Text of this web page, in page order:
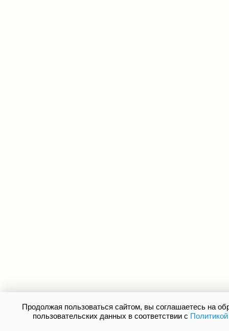
Продолжая пользоваться сайтом, вы соглашаетесь на
пользовательских данных в соответствии с